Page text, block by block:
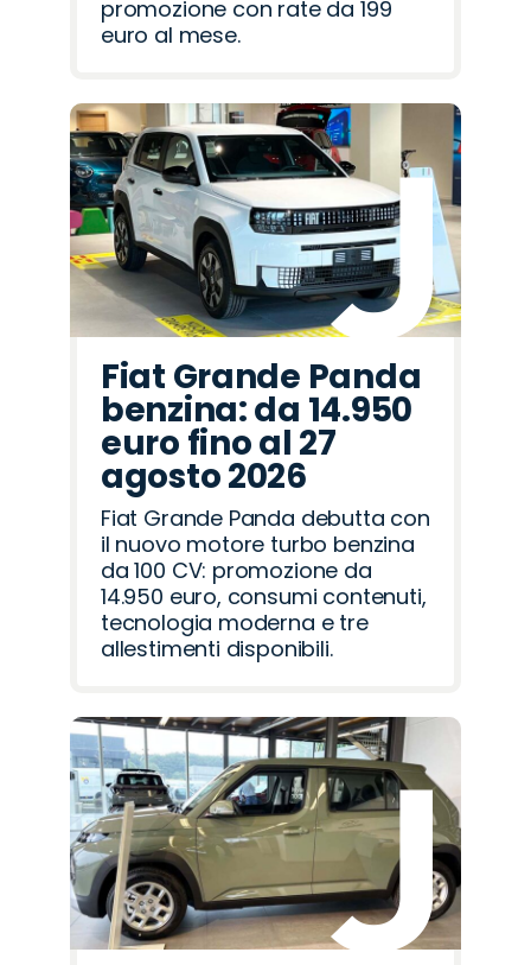
promozione con rate da 199
euro al mese.
Fiat Grande Panda
benzina: da 14.950
euro fino al 27
agosto 2026
Fiat Grande Panda debutta con
il nuovo motore turbo benzina
da 100 CV: promozione da
14.950 euro, consumi contenuti,
tecnologia moderna e tre
allestimenti disponibili.